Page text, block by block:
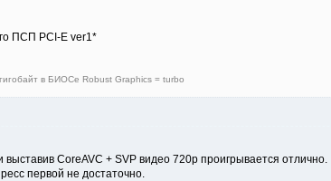
ПСП PCI-E ver1*
в БИОСе Robust Graphics = turbo
CoreAVC + SVP видео 720р проигрывается отлично.
первой не достаточно.